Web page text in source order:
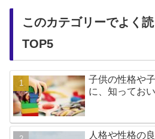
このカテゴリーでよく
TOP5
子供の性格や
に、知ってお
人格や性格の